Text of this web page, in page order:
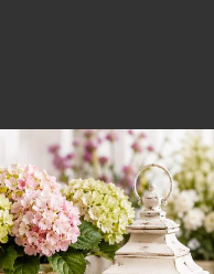
javorového listu. Vhodná
ikebán a interieru.